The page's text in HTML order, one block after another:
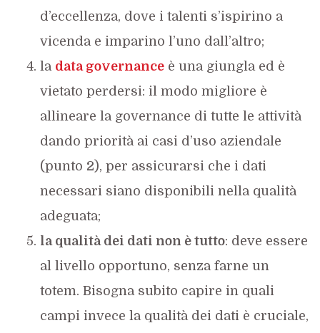
d’eccellenza, dove i talenti s’ispirino a
vicenda e imparino l’uno dall’altro;
la data governanceè una giungla ed è
vietato perdersi: il modo migliore è
allineare la governance di tutte le attività
dando priorità ai casi d’uso aziendale
(punto 2), per assicurarsi che i dati
necessari siano disponibili nella qualità
adeguata;
la qualità dei dati non è tutto: deve essere
al livello opportuno, senza farne un
totem. Bisogna subito capire in quali
campi invece la qualità dei dati è cruciale,